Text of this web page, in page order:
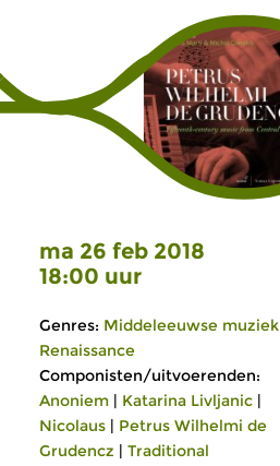
ma 26 feb 2018
18:00 uur
Genres: Middeleeuwse muziek
Renaissance
Componisten/uitvoerenden:
Anoniem | Katarina Livljanic |
Nicolaus | Petrus Wilhelmi de
Grudencz | Traditional